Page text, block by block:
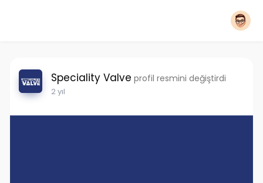
Speciality Valve profil resmini değiştirdi
2 yıl